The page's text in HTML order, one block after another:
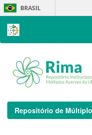
Skip
navigation
BRASIL
Repositório de